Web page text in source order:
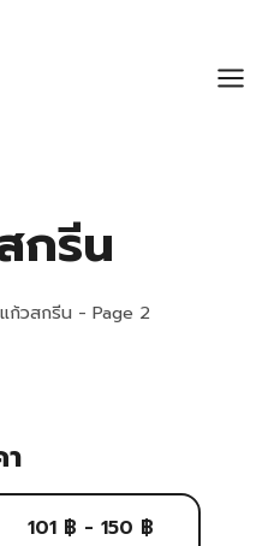
กรีน
แก้วสกรีน - Page 2
101 ฿ - 150 ฿